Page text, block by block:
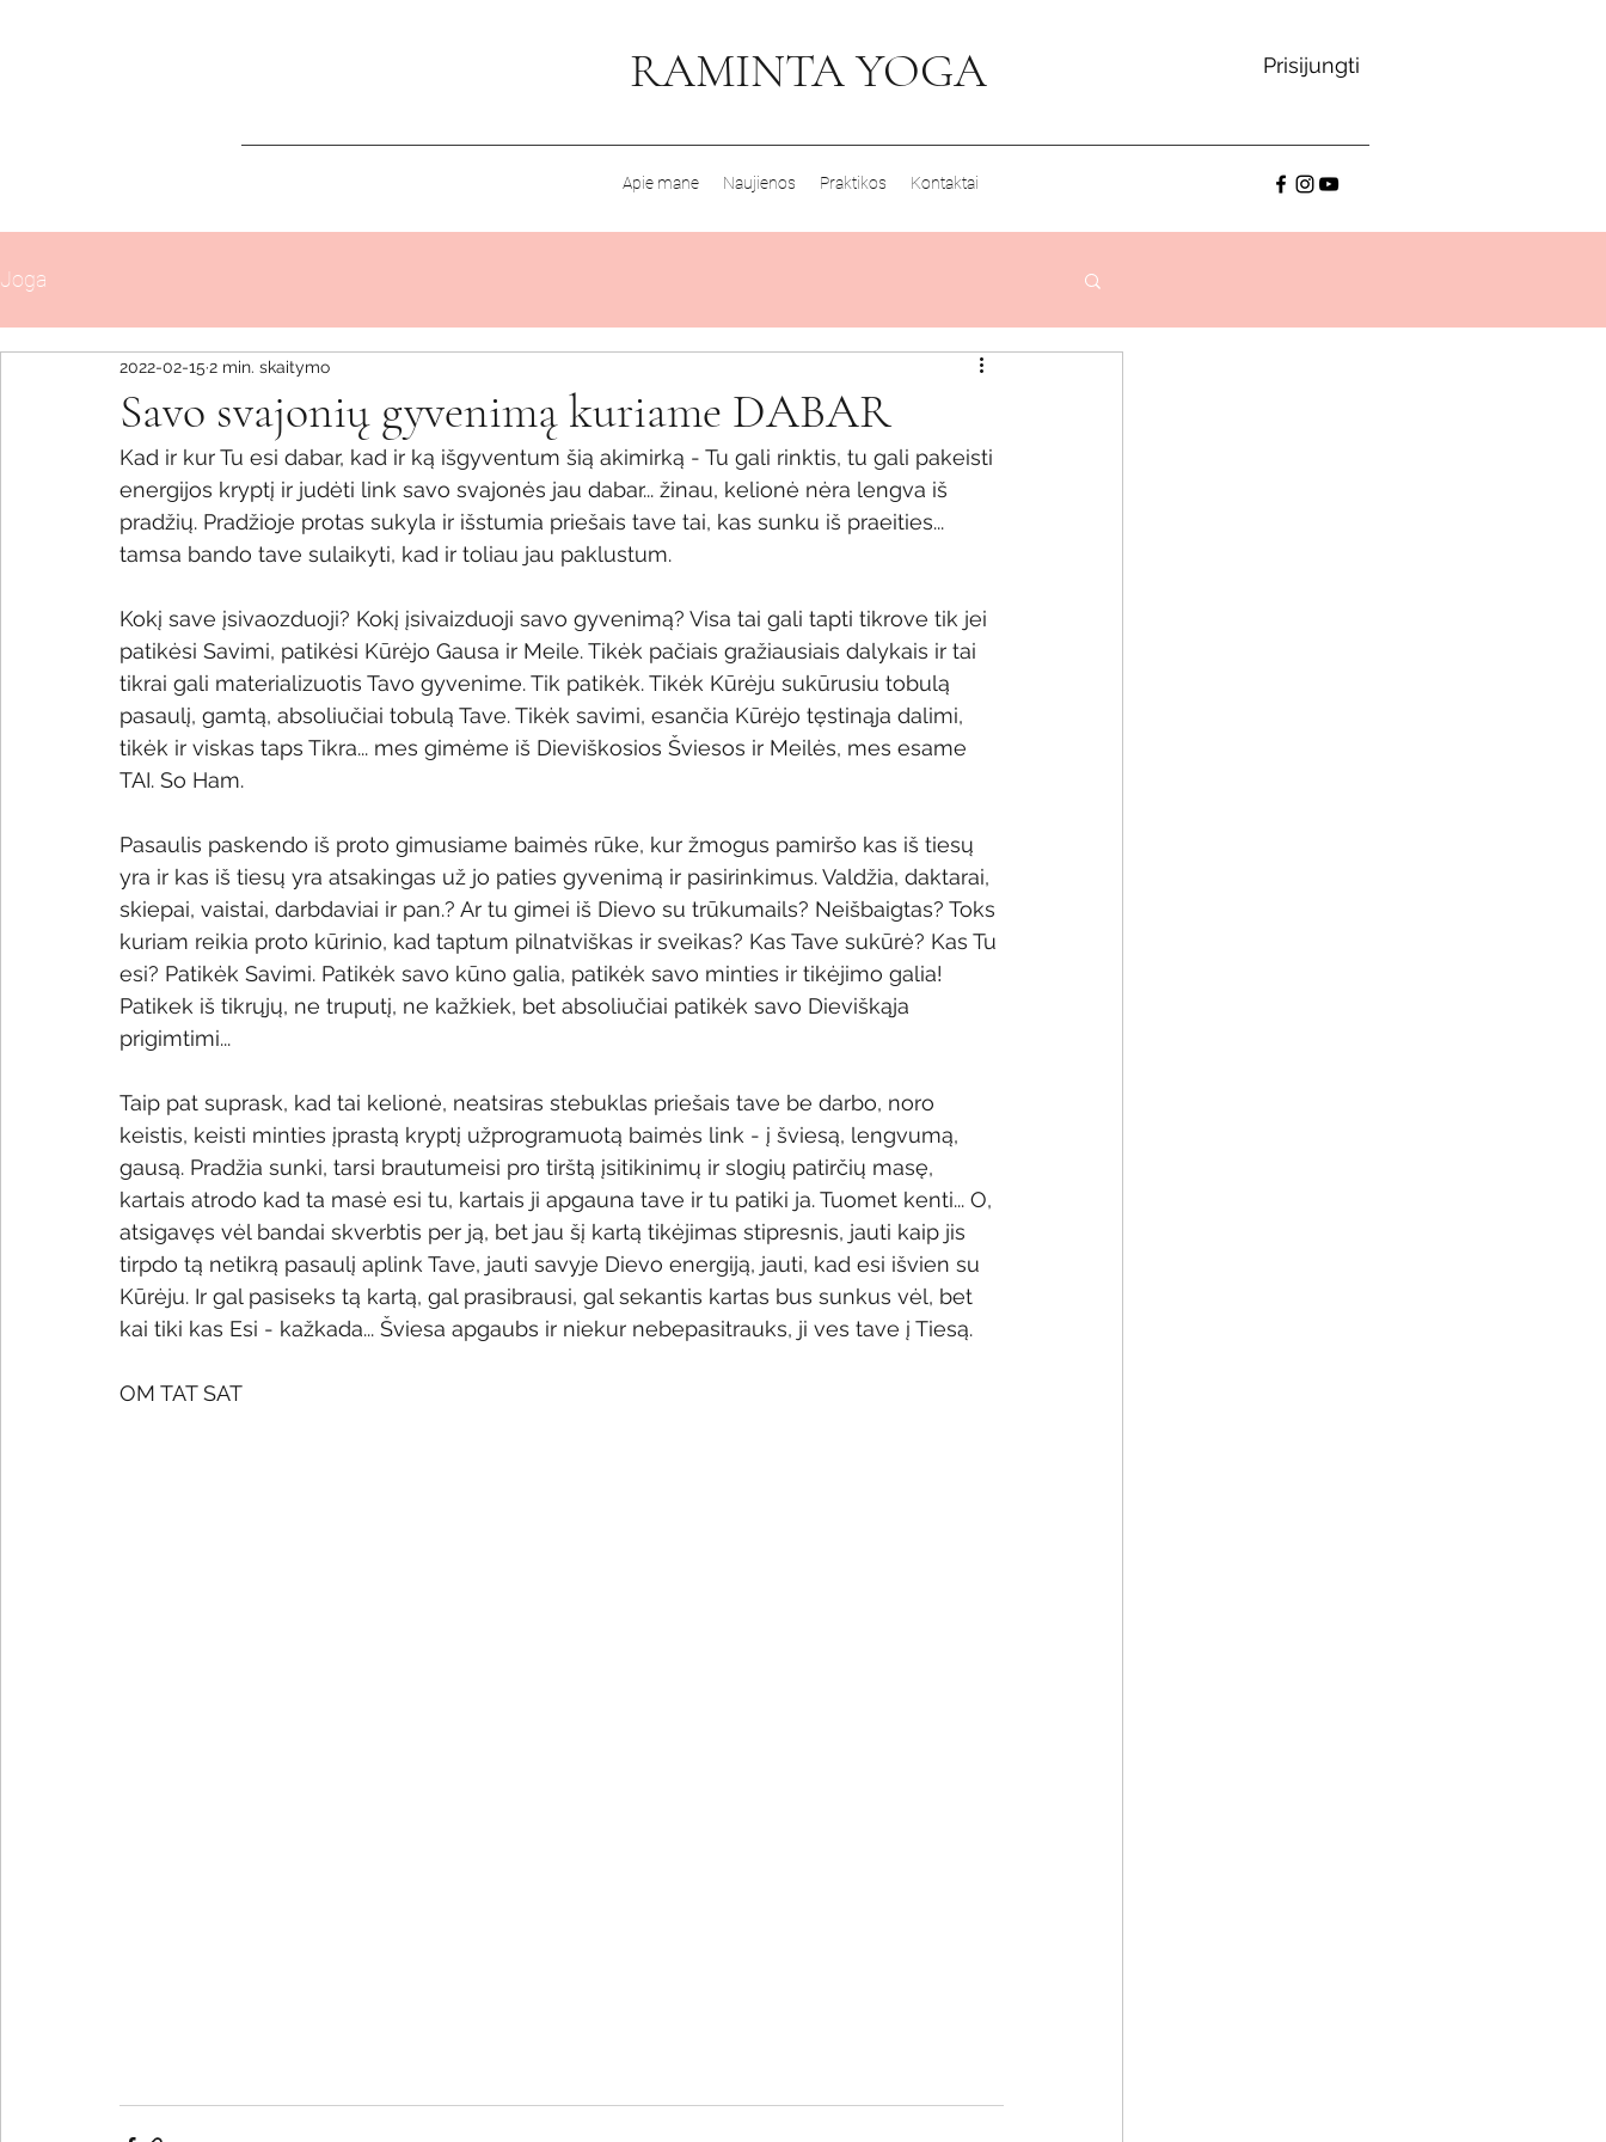
RAMINTA YOGA Prisijungti
Apie mane Naujienos Praktikos Kontaktai
Joga
Savo svajonių gyvenimą kuriame DABAR
2022-02-15 2 min. skaitymo
Kad ir kur Tu esi dabar, kad ir ką išgyventum šią akimirką - Tu gali rinktis, tu gali pakeisti
energijos kryptį ir judėti link savo svajonės jau dabar... žinau, kelionė nėra lengva iš
pradžių. Pradžioje protas sukyla ir išstumia priešais tave tai, kas sunku iš praeities...
tamsa bando tave sulaikyti, kad ir toliau jau paklustum.
Kokį save įsivaozduoji? Kokį įsivaizduoji savo gyvenimą? Visa tai gali tapti tikrove tik jei
patikėsi Savimi, patikėsi Kūrėjo Gausa ir Meile. Tikėk pačiais gražiausiais dalykais ir tai
tikrai gali materializuotis Tavo gyvenime. Tik patikėk. Tikėk Kūrėju sukūrusiu tobulą
pasaulį, gamtą, absoliučiai tobulą Tave. Tikėk savimi, esančia Kūrėjo tęstinąja dalimi,
tikėk ir viskas taps Tikra... mes gimėme iš Dieviškosios Šviesos ir Meilės, mes esame
TAI. So Ham.
Pasaulis paskendo iš proto gimusiame baimės rūke, kur žmogus pamiršo kas iš tiesų
yra ir kas iš tiesų yra atsakingas už jo paties gyvenimą ir pasirinkimus. Valdžia, daktarai,
skiepai, vaistai, darbdaviai ir pan.? Ar tu gimei iš Dievo su trūkumails? Neišbaigtas? Toks
kuriam reikia proto kūrinio, kad taptum pilnatviškas ir sveikas? Kas Tave sukūrė? Kas Tu
esi? Patikėk Savimi. Patikėk savo kūno galia, patikėk savo minties ir tikėjimo galia!
Patikek iš tikrųjų, ne truputį, ne kažkiek, bet absoliučiai patikėk savo Dieviškąja
prigimtimi...
Taip pat suprask, kad tai kelionė, neatsiras stebuklas priešais tave be darbo, noro
keistis, keisti minties įprastą kryptį užprogramuotą baimės link - į šviesą, lengvumą,
gausą. Pradžia sunki, tarsi brautumeisi pro tirštą įsitikinimų ir slogių patirčių masę,
kartais atrodo kad ta masė esi tu, kartais ji apgauna tave ir tu patiki ja. Tuomet kenti... O,
atsigavęs vėl bandai skverbtis per ją, bet jau šį kartą tikėjimas stipresnis, jauti kaip jis
tirpdo tą netikrą pasaulį aplink Tave, jauti savyje Dievo energiją, jauti, kad esi išvien su
Kūrėju. Ir gal pasiseks tą kartą, gal prasibrausi, gal sekantis kartas bus sunkus vėl, bet
kai tiki kas Esi - kažkada... Šviesa apgaubs ir niekur nebepasitrauks, ji ves tave į Tiesą.
OM TAT SAT